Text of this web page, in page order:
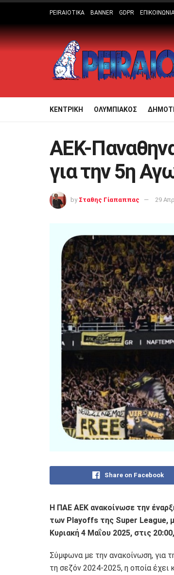
PEIRAIOTIKA BANNER GDPR
ΚΕΝΤΡΙΚΗ ΟΛΥΜΠΙΑΚΟΣ
ΑΕΚ-
για την 5η
by Σταθης Γίαπαππας 29
Share on Facebook
Η ΠΑΕ ΑΕΚ ανακοίνωσε την
των Playoffs της Super League,
Κυριακή 4 Μαΐου 2025, στις
Σύμφωνα με την ανακοίνωση, για
τη σεζόν 2024-2025, η οποία